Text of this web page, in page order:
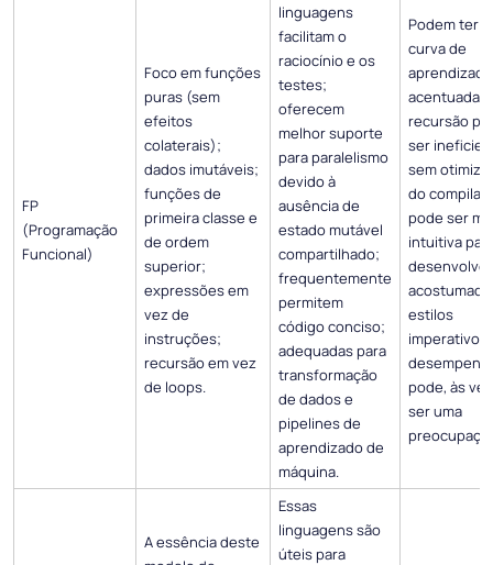
FP
(Programação
Funcional)
Foco em funções
puras (sem
efeitos
colaterais);
dados imutáveis;
funções de
primeira classe e
de ordem
superior;
expressões em
vez de
instruções;
recursão em vez
de loops.
linguagens
facilitam o
raciocínio e os
testes;
oferecem
melhor suporte
para paralelismo
devido à
ausência de
estado mutável
compartilhado;
frequentemente
permitem
código conciso;
adequadas para
transformação
de dados e
pipelines de
aprendizado de
máquina.
Podem ter
curva de
aprendizado
acentuada;
recursão
ser
sem
do
pode ser
intuitiva
estilos
pode, às
ser uma
A essência deste
Essas
linguagens são
úteis para